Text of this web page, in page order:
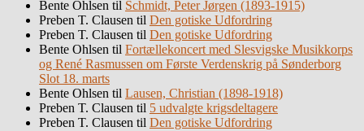
Bente Ohlsen til Schmidt, Peter Jørgen (1893-1915)
Preben T. Clausen til Den gotiske Udfordring
Preben T. Clausen til Den gotiske Udfordring
Bente Ohlsen til Fortællekoncert med Slesvigske Musikkorps
og René Rasmussen om Første Verdenskrig på Sønderborg
Slot 18. marts
Bente Ohlsen til Lausen, Christian (1898-1918)
Preben T. Clausen til 5 udvalgte krigsdeltagere
Preben T. Clausen til Den gotiske Udfordring